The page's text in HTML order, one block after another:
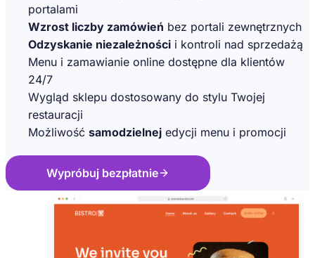
portalami
Wzrost liczby zamówień bez portali zewnętrznych
Odzyskanie niezależności i kontroli nad sprzedażą
Menu i zamawianie online dostępne dla klientów
24/7
Wygląd sklepu dostosowany do stylu Twojej
restauracji
Możliwość samodzielnej edycji menu i promocji
Wypróbuj bezpłatnie